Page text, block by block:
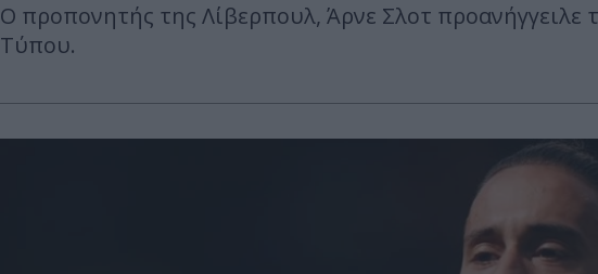
Ο προπονητής της Λίβερπουλ, Άρνε Σλοτ προανήγγειλε
Τύπου.